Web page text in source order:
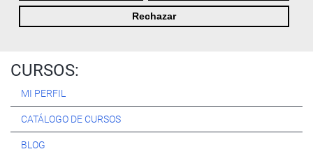
Rechazar
CURSOS:
MI PERFIL
CATÁLOGO DE CURSOS
BLOG